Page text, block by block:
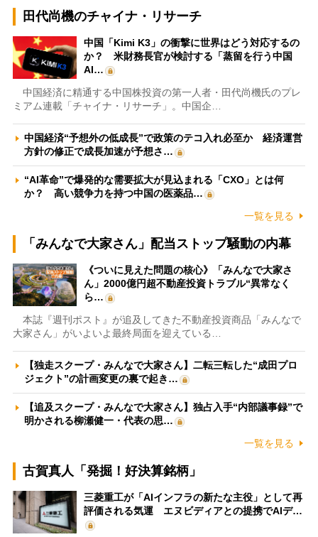
田代尚機のチャイナ・リサーチ
中国「Kimi K3」の衝撃に世界はどう対応するの
か？ 米財務長官が検討する「蒸留を行う中国
AI…
中国経済に精通する中国株投資の第一人者・田代尚機氏のプレ
ミアム連載「チャイナ・リサーチ」。中国企…
中国経済“予想外の低成長”で政策のテコ入れ必至か 経済運営
方針の修正で成長加速が予想さ…
“AI革命”で爆発的な需要拡大が見込まれる「CXO」とは何
か？ 高い競争力を持つ中国の医薬品…
一覧を見る
「みんなで大家さん」配当ストップ騒動の内幕
《ついに見えた問題の核心》「みんなで大家さ
ん」2000億円超不動産投資トラブル“異常なく
ら…
本誌『週刊ポスト』が追及してきた不動産投資商品「みんなで
大家さん」がいよいよ最終局面を迎えている…
【独走スクープ・みんなで大家さん】二転三転した“成田プロ
ジェクト”の計画変更の裏で起き…
【追及スクープ・みんなで大家さん】独占入手“内部議事録”で
明かされる柳瀬健一・代表の思…
一覧を見る
古賀真人「発掘！好決算銘柄」
三菱重工が「AIインフラの新たな主役」として再
評価される気運 エヌビディアとの提携でAIデ…